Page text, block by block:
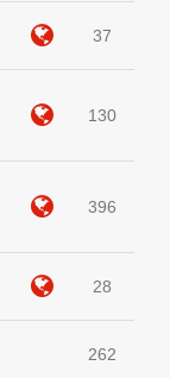
37
130
396
28
262